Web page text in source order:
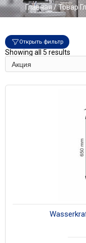
Главная/ Товар
Открыть фильтр
Showing all 5 results